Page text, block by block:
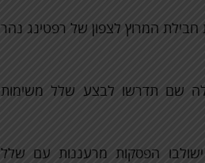
המרוץ לצפון של רפטינג נהר
שם תדרשו לבצע שלל משימות
הפסקות מרעננות עם שלל